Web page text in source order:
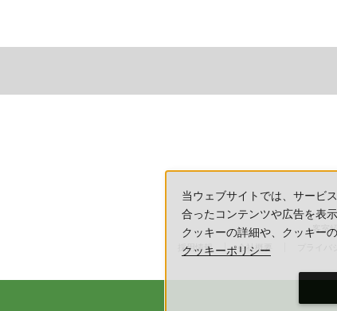
客室
採用情報
会社概要
当ウェブサイトでは、サービ
合ったコンテンツや広告を表
クッキーの詳細や、クッキー
クッキーポリシー